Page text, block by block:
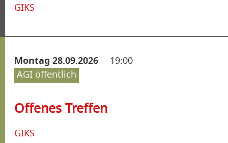
GIKS
Montag 28.09.2026
19:00
AGI öffentlich
Offenes Treffen
GIKS